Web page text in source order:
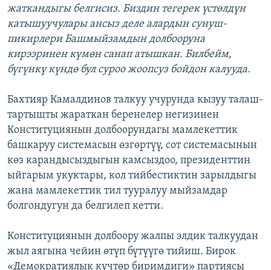
жаткандыгы белгисиз. Биздин тегерек үстөлдүн
катышуучулары ансыз деле алардын сунуш-
пикирлери Башмыйзамдын долбооруна
кирээринен күмөн санап атышкан. Билбейм,
бүгүнкү күндө бул суроо жоопсуз бойдон калууда.
Бахтияр Камалдинов талкуу учурунда кызуу талаш-
тартышты жараткан беренелер негизинен
Конституциянын долбоорундагы мамлекеттик
башкаруу системасын өзгөртүү, сот системасынын
көз карандысыздыгын камсыздоо, президенттин
ыйгарым укуктары, кол тийбестиктин зарылдыгы
жана мамлекеттик тил тууралуу мыйзамдар
болгондугун да белгилеп кетти.
Конституциянын долбоору жалпы элдик талкуудан
жыл аягына чейин өтүп бүтүүгө тийиш. Бирок
«Демократиялык күчтөр биримдиги» партиясы